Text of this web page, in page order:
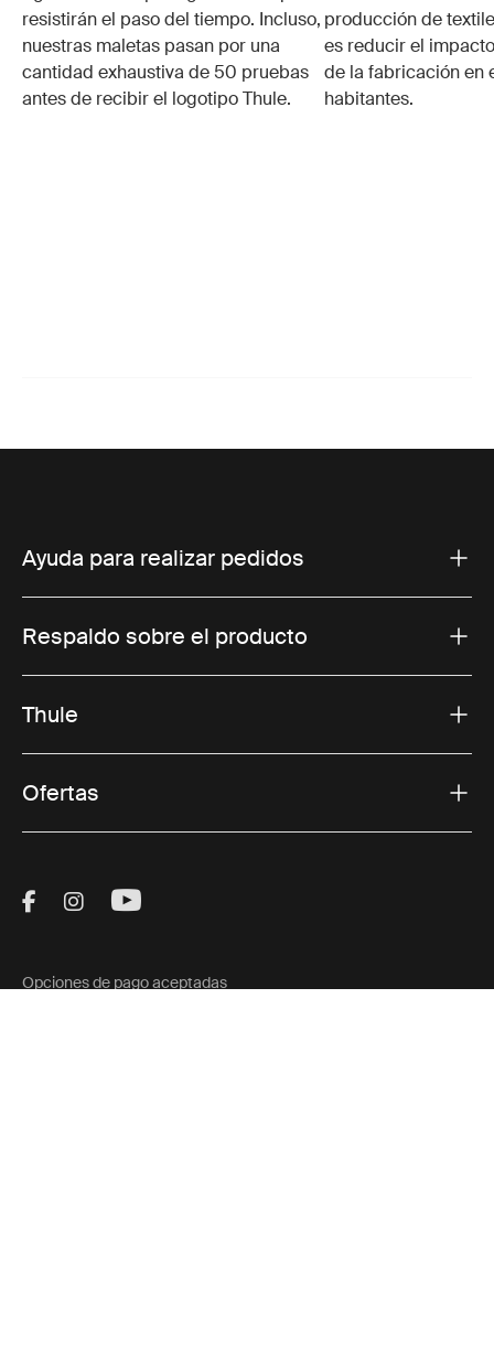
resistirán el paso del tiempo. Incluso,
nuestras maletas pasan por una
cantidad exhaustiva de 50 pruebas
antes de recibir el logotipo Thule.
producción de
es reducir el
de la fabricación en
habitantes.
Ayuda para realizar pedidos
Respaldo sobre el producto
Thule
Ofertas
Visit Thule on Facebook (external link)
Visit Thule on Instagram (external link)
Visit Thule on Youtube (external
Opciones de pago aceptadas